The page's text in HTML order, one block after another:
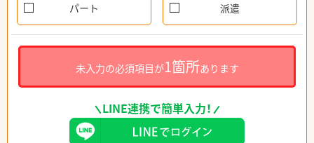
パート 派遣
未入力の必須項目が1箇所あります
LINE連携で簡単入力！